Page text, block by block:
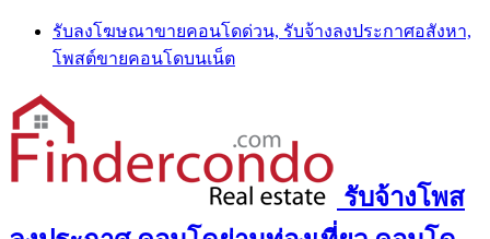
Skip
content
รับลงโฆษณาขายคอนโดด่วน, รับจ้างลงประกาศอสังหา,
โพสต์ขายคอนโดบนเน็ต
รับจ้างโพส